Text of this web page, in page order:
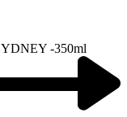
-350ml